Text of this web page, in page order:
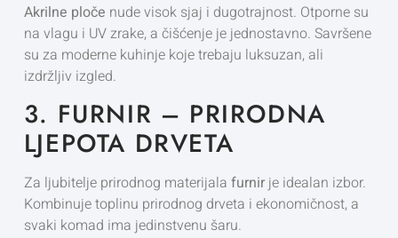
Akrilne ploče nude visok sjaj i dugotrajnost. Otporne su
na vlagu i UV zrake, a čišćenje je jednostavno. Savršene
su za moderne kuhinje koje trebaju luksuzan, ali
izdržljiv izgled.
3. FURNIR – PRIRODNA
LJEPOTA DRVETA
Za ljubitelje prirodnog materijala furnirje idealan izbor.
Kombinuje toplinu prirodnog drveta i ekonomičnost, a
svaki komad ima jedinstvenu šaru.